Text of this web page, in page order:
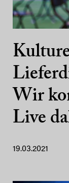
Wir
Live
19.03.2021